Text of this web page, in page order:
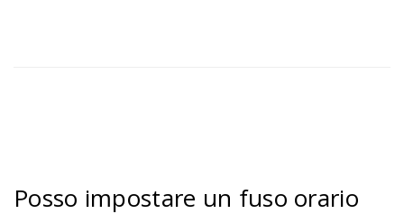
Posso impostare un fuso orario